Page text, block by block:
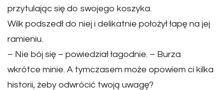
przytulając się do swojego koszyka.
Wilk podszedł do niej i delikatnie położył łapę na jej
ramieniu.
– Nie bój się – powiedział łagodnie. – Burza
wkrótce minie. A tymczasem może opowiem ci kilka
historii, żeby odwrócić twoją uwagę?